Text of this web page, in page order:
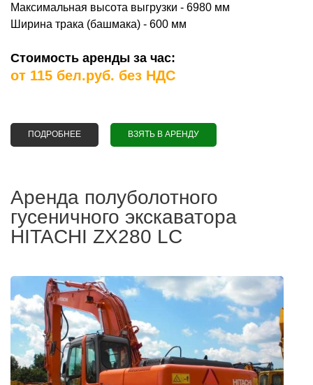
Максимальная высота выгрузки - 6980 мм
Ширина трака (башмака) - 600 мм
Стоимость аренды за час:
от 115 бел.руб. без НДС
ПОДРОБНЕЕ
О АРЕНДА СРЕДНЕРАЗМЕРНОГО ГУСЕНИЧНОГО
ЭКСКАВАТОРА SUNWARD SWE225E-3H
ВЗЯТЬ В АРЕНДУ
Аренда полуболотного
гусеничного экскаватора
HITACHI ZX280 LC